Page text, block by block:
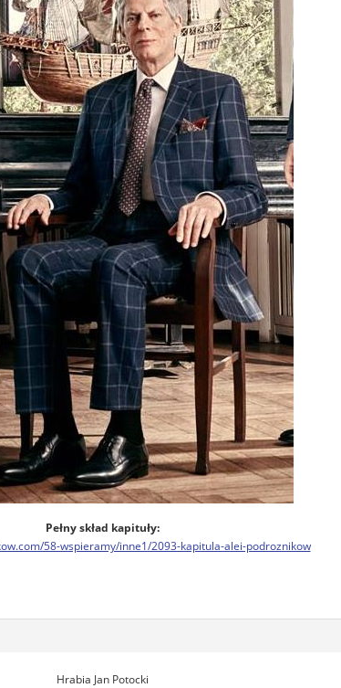
Pełny skład kapituły:
58-wspieramy/inne1/2093-kapitula-alei-podroznikow
Hrabia Jan Potocki